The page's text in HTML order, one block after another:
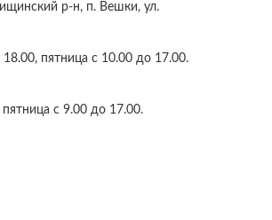
р-н, п. Вешки, ул.
пятница с 10.00 до 17.00.
с 9.00 до 17.00.